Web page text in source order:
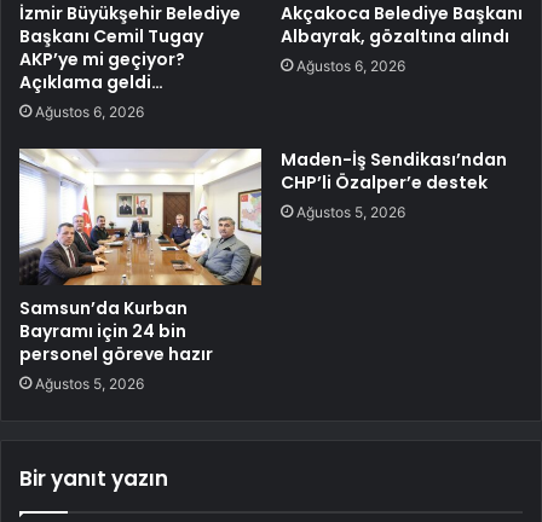
İzmir Büyükşehir Belediye
Başkanı Cemil Tugay
AKP’ye mi geçiyor?
Açıklama geldi…
Ağustos 6, 2026
Akçakoca Belediye Başkanı
Albayrak, gözaltına alındı
Ağustos 6, 2026
Samsun’da Kurban
Bayramı için 24 bin
personel göreve hazır
Ağustos 5, 2026
Maden-İş Sendikası’ndan
CHP’li Özalper’e destek
Ağustos 5, 2026
Bir yanıt yazın